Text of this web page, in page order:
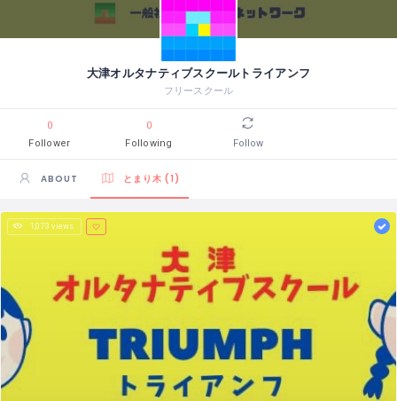
大津オルタナティブスクールトライアンフ
フリースクール
0
Follower
0
Following
Follow
ABOUT とまり木 (1)
1,073 views